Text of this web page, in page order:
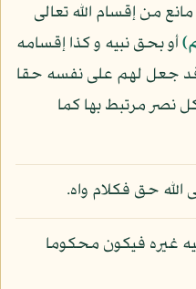
من إقسام الله تعالى
أو بحق نبيه و كذا إقسامه
قد جعل لهم على نفسه حقا
نصر مرتبط بها كما
الله حق فكلام واه.
غيره فيكون محكوما